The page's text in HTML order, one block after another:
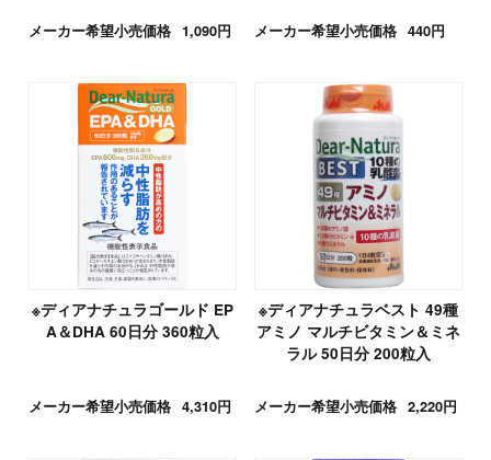
メーカー希望小売価格 1,090円 メーカー希望小売価格 440円
※ディアナチュラゴールド EP
A＆DHA 60日分 360粒入
メーカー希望小売価格 4,310円
※ディアナチュラベスト 49種
アミノ マルチビタミン＆ミネ
ラル 50日分 200粒入
メーカー希望小売価格 2,220円